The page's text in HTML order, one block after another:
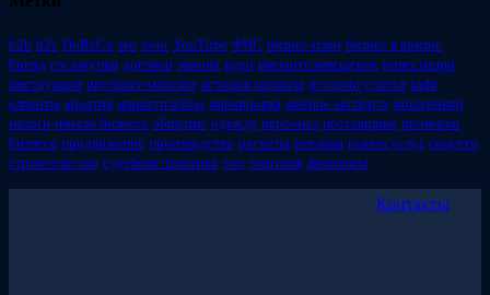
b2b b2c HoReCa seo swot YouTube ФНС бизнес-план бизнес в кризис
бренд госзакупки договор законы идеи импортозамещение инвестиции
инструкции интернет-магазин истории провала истории успеха кафе
клиенты креатив маркетплейсы маркировка мнение эксперта мошенники
налоги начало бизнеса общепит одежда персонал поставщики проверки
бизнеса продвижение производство расчёты реклама рынок услуг соцсети
строительство судебная практика топ торговля франшиза
Контакты